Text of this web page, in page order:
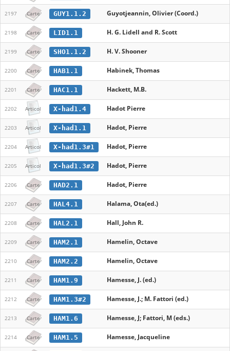
2197 Carte GUY1.1.2 Guyotjeannin, Olivier (Coord.)
2198 Carte LID1.1 H. G. Lidell and R. Scott
2199 Carte SHO1.1.2 H. V. Shooner
2200 Carte HAB1.1 Habinek, Thomas
2201 Carte HAC1.1 Hackett, M.B.
2202 Articol X-had1.4 Hadot Pierre
2203 Articol X-had1.1 Hadot, Pierre
2204 Articol X-had1.3#1 Hadot, Pierre
2205 Articol X-had1.3#2 Hadot, Pierre
2206 Carte HAD2.1 Hadot, Pierre
2207 Carte HAL4.1 Halama, Ota(ed.)
2208 Carte HAL2.1 Hall, John R.
2209 Carte HAM2.1 Hamelin, Octave
2210 Carte HAM2.2 Hamelin, Octave
2211 Carte HAM1.9 Hamesse, J. (ed.)
2212 Carte HAM1.3#2 Hamesse, J.; M. Fattori (ed.)
2213 Carte HAM1.6 Hamesse, J; Fattori, M (eds.)
2214 Carte HAM1.5 Hamesse, Jacqueline